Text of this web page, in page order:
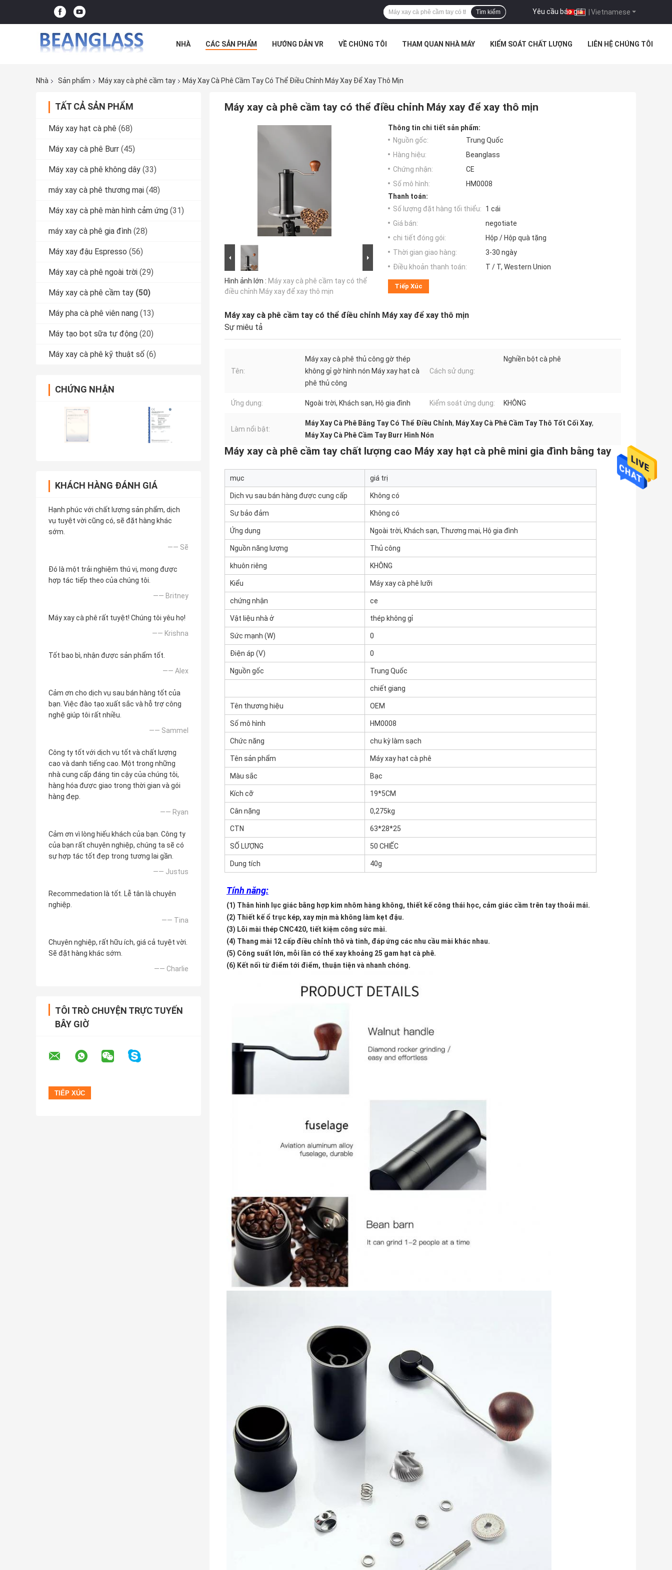
Vietnamese
Yêu cầu báo giá |
Tìm kiếm
NHÀ CÁC SẢN PHẨM HƯỚNG DẪN VR VỀ CHÚNG TÔI THAM QUAN NHÀ MÁY KIỂM SOÁT CHẤT LƯỢNG LIÊN HỆ CHÚNG TÔI
Nhà
Sản phẩm Máy xay cà phê cầm tay Máy Xay Cà Phê Cầm Tay Có Thể Điều Chỉnh Máy Xay Để Xay Thô Mịn
TẤT CẢ SẢN PHẨM
Máy xay hạt cà phê (68)
Máy xay cà phê Burr (45)
Máy xay cà phê không dây (33)
máy xay cà phê thương mại (48)
Máy xay cà phê màn hình cảm ứng (31)
máy xay cà phê gia đình (28)
Máy xay đậu Espresso (56)
Máy xay cà phê ngoài trời (29)
Máy xay cà phê cầm tay (50)
Máy pha cà phê viên nang (13)
Máy tạo bọt sữa tự động (20)
Máy xay cà phê kỹ thuật số (6)
CHỨNG NHẬN
KHÁCH HÀNG ĐÁNH GIÁ
Hạnh phúc với chất lượng sản phẩm, dịch
vụ tuyệt vời cũng có, sẽ đặt hàng khác
sớm.
—— Sẽ
Đó là một trải nghiệm thú vị, mong được
hợp tác tiếp theo của chúng tôi.
—— Britney
Máy xay cà phê rất tuyệt! Chúng tôi yêu họ!
—— Krishna
Tốt bao bì, nhận được sản phẩm tốt.
—— Alex
Cảm ơn cho dịch vụ sau bán hàng tốt của
bạn. Việc đào tạo xuất sắc và hỗ trợ công
nghệ giúp tôi rất nhiều.
—— Sammel
Công ty tốt với dịch vụ tốt và chất lượng
cao và danh tiếng cao. Một trong những
nhà cung cấp đáng tin cậy của chúng tôi,
hàng hóa được giao trong thời gian và gói
hàng đẹp.
—— Ryan
Cảm ơn vì lòng hiếu khách của bạn. Công ty
của bạn rất chuyên nghiệp, chúng ta sẽ có
sự hợp tác tốt đẹp trong tương lai gần.
—— Justus
Recommedation là tốt. Lễ tân là chuyên
nghiệp.
—— Tina
Chuyên nghiệp, rất hữu ích, giá cả tuyệt vời.
Sẽ đặt hàng khác sớm.
—— Charlie
TÔI TRÒ CHUYỆN TRỰC TUYẾN
BÂY GIỜ
Máy xay cà phê cầm tay có thể điều chỉnh Máy xay để xay thô mịn
Hình ảnh lớn : Máy xay cà phê cầm tay có thể
điều chỉnh Máy xay để xay thô mịn
Thông tin chi tiết sản phẩm:
Nguồn gốc:
Trung Quốc
Hàng hiệu:
Beanglass
Chứng nhận:
CE
Số mô hình:
HM0008
Thanh toán:
Số lượng đặt hàng tối thiểu:
1 cái
Giá bán:
negotiate
chi tiết đóng gói:
Hộp / Hộp quà tặng
Thời gian giao hàng:
3-30 ngày
Điều khoản thanh toán:
T / T, Western Union
Tiếp Xúc
Máy xay cà phê cầm tay có thể điều chỉnh Máy xay để xay thô mịn
Sự miêu tả
Tên:
Máy xay cà phê thủ công gờ thép
không gỉ gờ hình nón Máy xay hạt cà
phê thủ công
Cách sử dụng:
Nghiền bột cà phê
Ứng dụng: Ngoài trời, Khách sạn, Hộ gia đình Kiểm soát ứng dụng: KHÔNG
Làm nổi bật:
Máy Xay Cà Phê Bằng Tay Có Thể Điều Chỉnh, Máy Xay Cà Phê Cầm Tay Thô Tốt Cối Xay,
Máy Xay Cà Phê Cầm Tay Burr Hình Nón
Máy xay cà phê cầm tay chất lượng cao Máy xay hạt cà phê mini gia đình bằng tay
mục giá trị
Dịch vụ sau bán hàng được cung cấp Không có
Sự bảo đảm Không có
Ứng dụng Ngoài trời, Khách sạn, Thương mại, Hộ gia đình
Nguồn năng lượng Thủ công
khuôn riêng KHÔNG
Kiểu Máy xay cà phê lưỡi
chứng nhận ce
Vật liệu nhà ở thép không gỉ
Sức mạnh (W) 0
Điện áp (V) 0
Nguồn gốc Trung Quốc
chiết giang
Tên thương hiệu OEM
Số mô hình HM0008
Chức năng chu kỳ làm sạch
Tên sản phẩm Máy xay hạt cà phê
Màu sắc Bạc
Kích cỡ 19*5CM
Cân nặng 0,275kg
CTN 63*28*25
SỐ LƯỢNG 50 CHIẾC
Dung tích 40g
Tính năng:
(1) Thân hình lục giác bằng hợp kim nhôm hàng không, thiết kế công thái học, cảm giác cầm trên tay thoải mái.
(2) Thiết kế ổ trục kép, xay mịn mà không làm kẹt đậu.
(3) Lõi mài thép CNC420, tiết kiệm công sức mài.
(4) Thang mài 12 cấp điều chỉnh thô và tinh, đáp ứng các nhu cầu mài khác nhau.
(5) Công suất lớn, mỗi lần có thể xay khoảng 25 gam hạt cà phê.
(6) Kết nối từ điểm tới điểm, thuận tiện và nhanh chóng.